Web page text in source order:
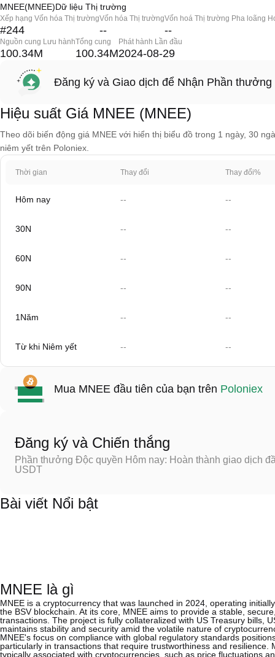
MNEE(MNEE)Dữ liệu Thị trường
Xếp hạng Vốn hóa Thị trường
#244
Vốn hóa Thị trường
--
Vốn hoá Thị trường Pha loãng
--
Nguồn cung Lưu hành
100.34M
Tổng cung
100.34M
Phát hành Lần đầu
2024-08-29
Đăng ký và Giao dịch để Nhận Phần thưởng
Hiệu suất Giá MNEE (MNEE)
Theo dõi biến động giá MNEE với hiển thị biểu đồ trong 1 ngày, 30
niêm yết trên Poloniex.
Thời gian Thay đổi Thay đổi%
Hôm nay -- --
30N -- --
60N -- --
90N -- --
1Năm -- --
Từ khi Niêm yết -- --
Mua MNEE đầu tiên của bạn trên Poloniex
Đăng ký và Chiến thắng
Phần thưởng Độc quyền Hôm nay: Hoàn thành giao dịch
USDT
Bài viết Nổi bật
MNEE là gì
MNEE is a cryptocurrency that was launched in 2024, operating
the BSV blockchain. At its core, MNEE aims to provide a stable,
transactions. The project is fully collateralized with US Treasury bills,
maintains stability and security amid the volatile nature of
MNEE's focus on compliance with global regulatory standards
particularly in transactions that require trustworthiness and
typically associated with cryptocurrencies, such as price fluctuations